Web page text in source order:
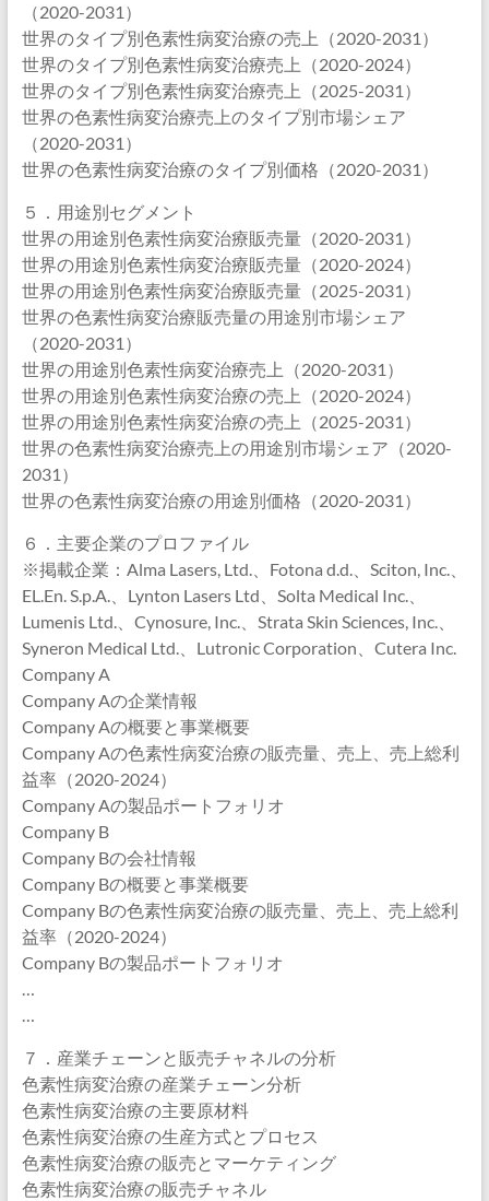
（2020-2031）
世界のタイプ別色素性病変治療の売上（2020-2031）
世界のタイプ別色素性病変治療売上（2020-2024）
世界のタイプ別色素性病変治療売上（2025-2031）
世界の色素性病変治療売上のタイプ別市場シェア
（2020-2031）
世界の色素性病変治療のタイプ別価格（2020-2031）
５．用途別セグメント
世界の用途別色素性病変治療販売量（2020-2031）
世界の用途別色素性病変治療販売量（2020-2024）
世界の用途別色素性病変治療販売量（2025-2031）
世界の色素性病変治療販売量の用途別市場シェア
（2020-2031）
世界の用途別色素性病変治療売上（2020-2031）
世界の用途別色素性病変治療の売上（2020-2024）
世界の用途別色素性病変治療の売上（2025-2031）
世界の色素性病変治療売上の用途別市場シェア（2020-
2031）
世界の色素性病変治療の用途別価格（2020-2031）
６．主要企業のプロファイル
※掲載企業：Alma Lasers, Ltd.、Fotona d.d.、Sciton, Inc.、
EL.En. S.p.A.、Lynton Lasers Ltd、Solta Medical Inc.、
Lumenis Ltd.、Cynosure, Inc.、Strata Skin Sciences, Inc.、
Syneron Medical Ltd.、Lutronic Corporation、Cutera Inc.
Company A
Company Aの企業情報
Company Aの概要と事業概要
Company Aの色素性病変治療の販売量、売上、売上総利
益率（2020-2024）
Company Aの製品ポートフォリオ
Company B
Company Bの会社情報
Company Bの概要と事業概要
Company Bの色素性病変治療の販売量、売上、売上総利
益率（2020-2024）
Company Bの製品ポートフォリオ
…
…
７．産業チェーンと販売チャネルの分析
色素性病変治療の産業チェーン分析
色素性病変治療の主要原材料
色素性病変治療の生産方式とプロセス
色素性病変治療の販売とマーケティング
色素性病変治療の販売チャネル